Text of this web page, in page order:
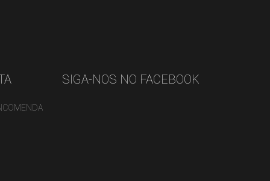
SIGA-NOS NO FACEBOOK